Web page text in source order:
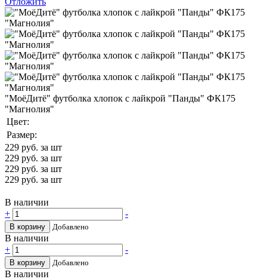
"МоёДитё" футболка хлопок с лайкрой "Панды" ФК175
"Магнолия"
Цвет:
Размер:
229 руб. за шт
229 руб. за шт
229 руб. за шт
229 руб. за шт
В наличии
+
-
В корзину Добавлено
В наличии
+
-
В корзину Добавлено
В наличии